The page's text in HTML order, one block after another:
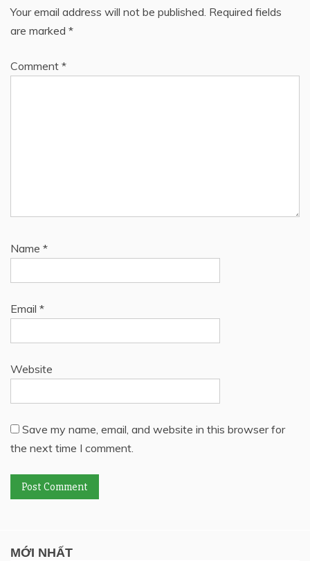
Your email address will not be published. Required fields
are marked *
Comment *
Name *
Email *
Website
Save my name, email, and website in this browser for
the next time I comment.
MỚI NHẤT